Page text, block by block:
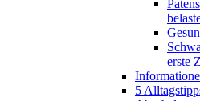
erste
5